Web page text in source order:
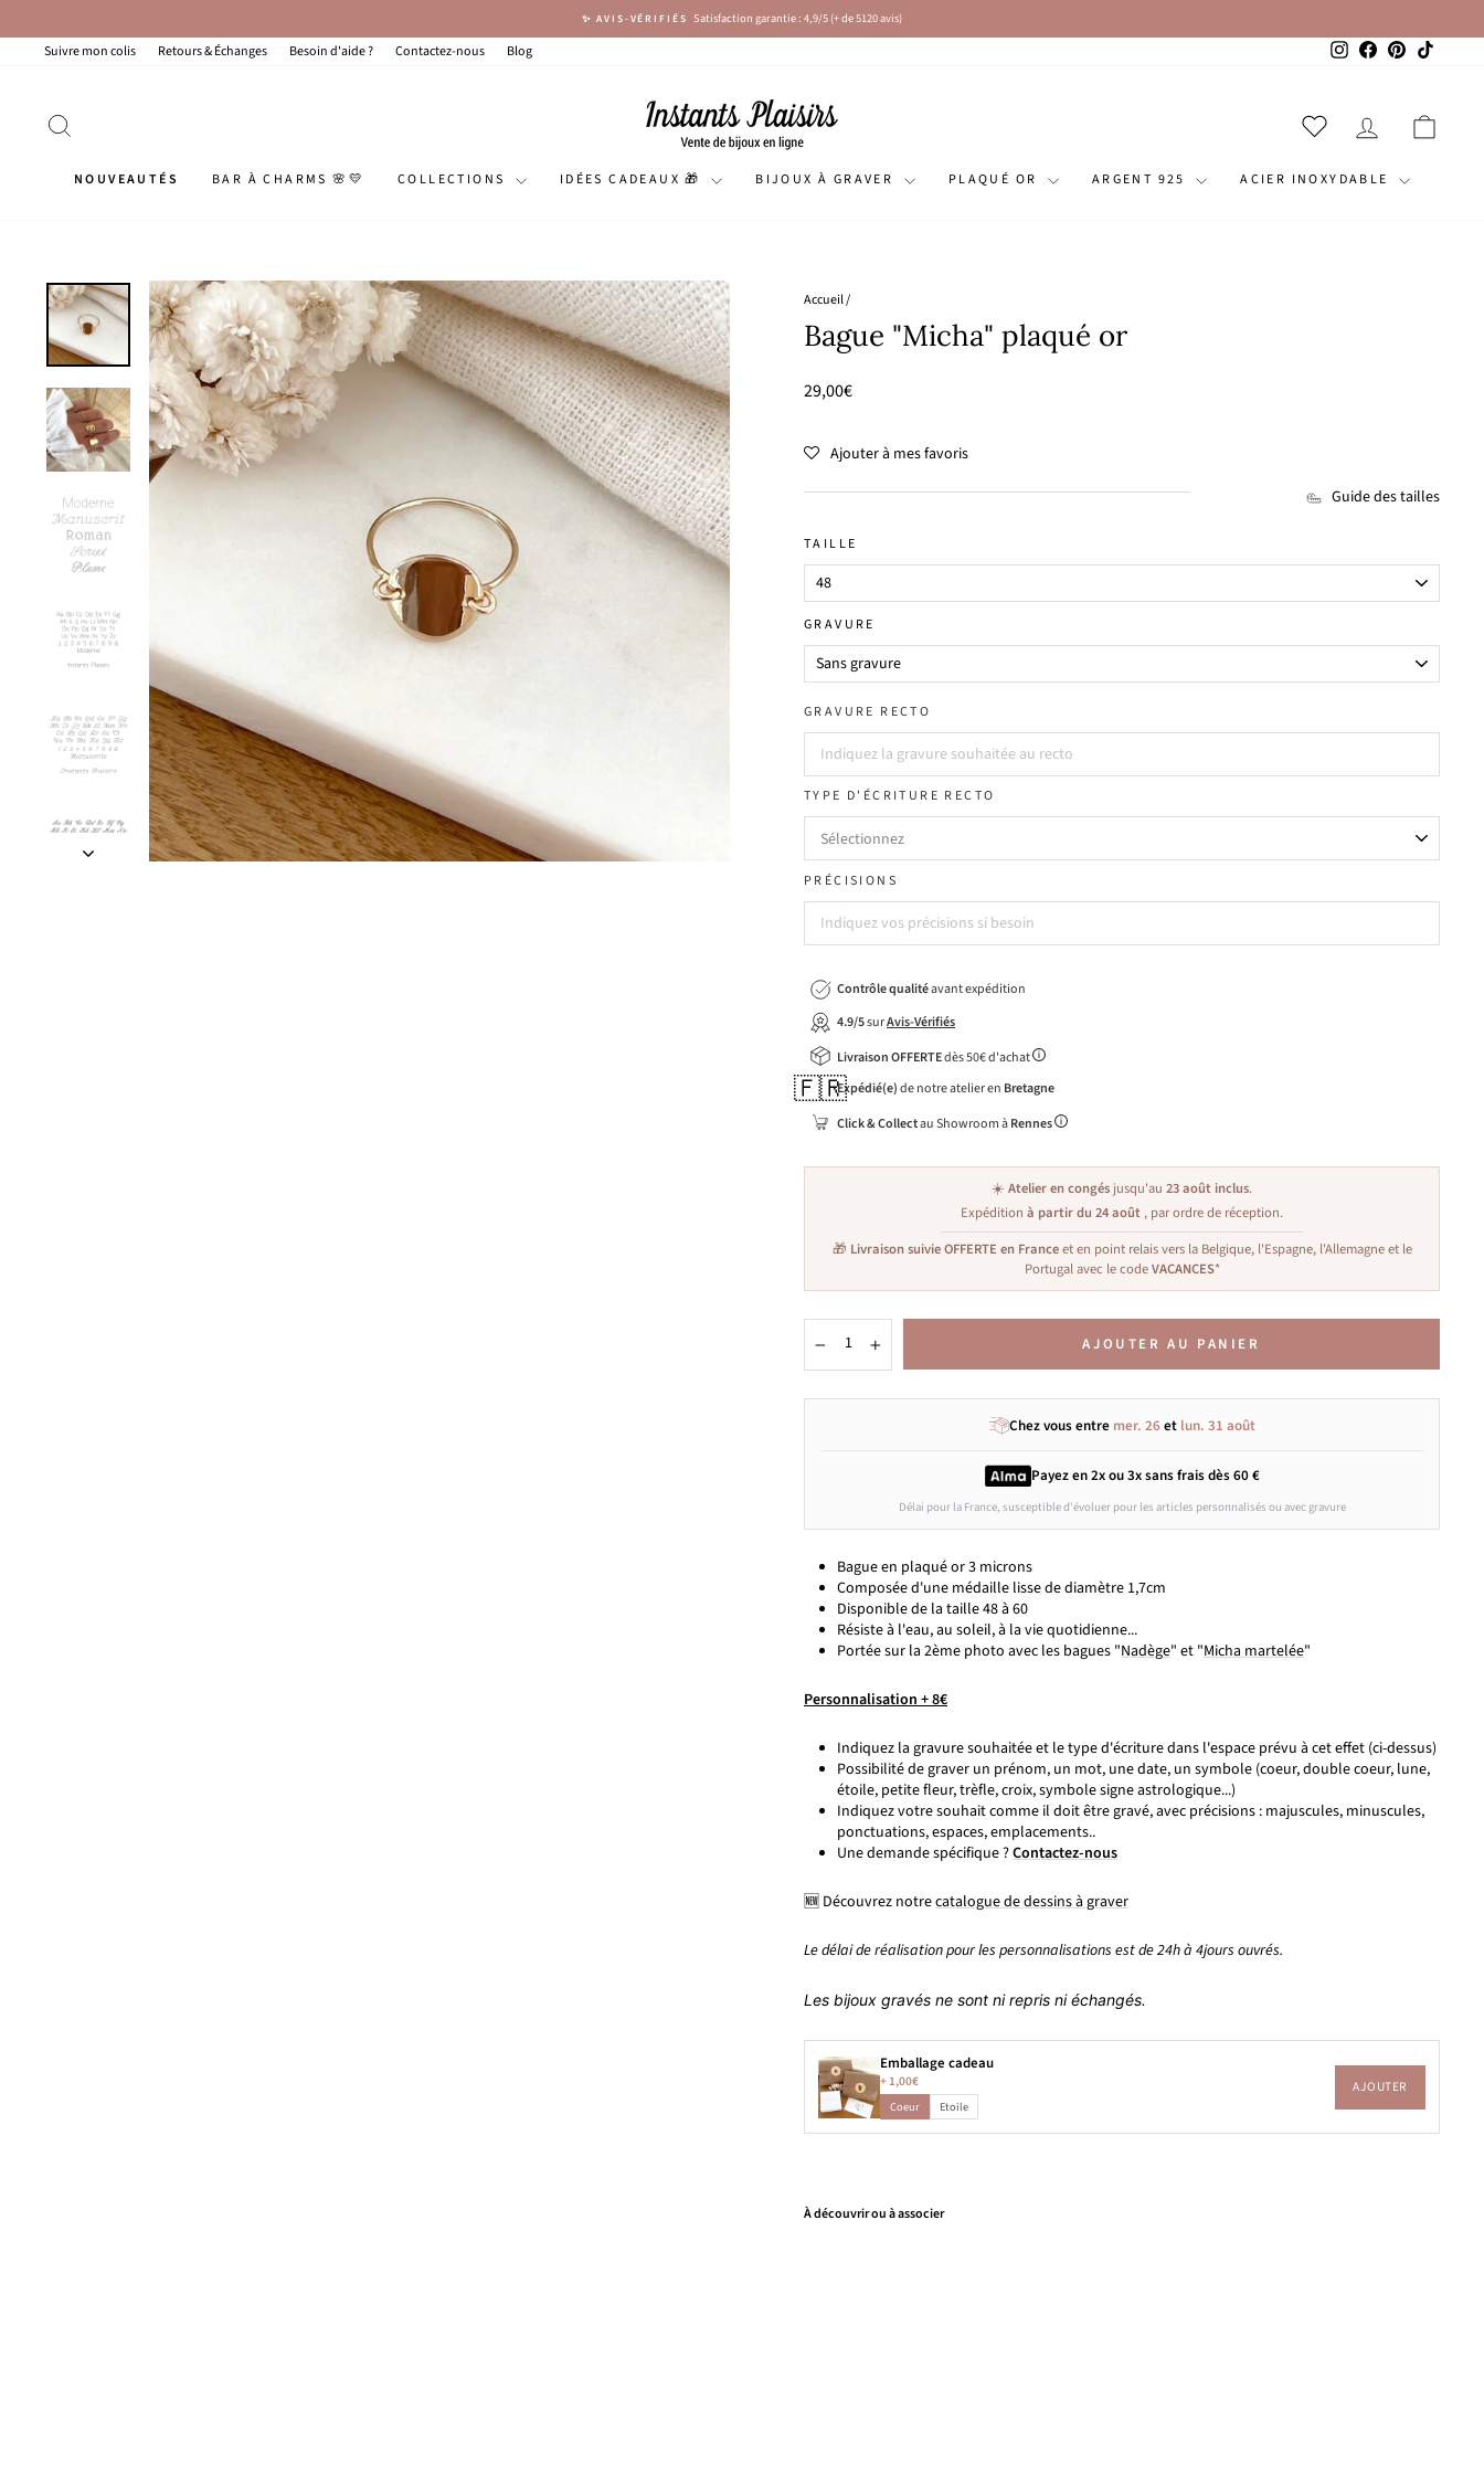
contenu
Diaporama
✨ AVIS-VÉRIFIÉS Satisfaction garantie : 4,9/5 (+ de 5120 avis)
Suivre mon colis Retours & Échanges Besoin d'aide ? Contactez-nous Blog InstagramFacebook
Pinterest
SE
NOUVEAUTÉS BAR À CHARMS 🌸💛 COLLECTIONS IDÉES CADEAUX 🎁 BIJOUX À GRAVER PLAQUÉ OR ARGENT 925 ACIER INOXYDABLE
Accueil/
Bague "Micha" plaqué or
Prix
29,00€
Ajouter à mes favoris
Guide des tailles
TAILLE
GRAVURE
GRAVURE RECTO
TYPE D'ÉCRITURE RECTO
PRÉCISIONS
Contrôle qualitéavant expédition
4.9/5surAvis-Vérifiés
Livraison OFFERTEdès 50€ d'achat
🇫🇷Expédié(e)de notre atelier en Bretagne
Click & Collectau Showroom àRennes
☀️ Atelier en congés jusqu'au 23 août inclus.
Expédition à partir du 24 août , par ordre de réception.
🎁 Livraison suivie OFFERTE en Franceet en point relais vers la Belgique, l'Espagne, l'Allemagne et le
Portugal avec le codeVACANCES*
+
AJOUTER AU PANIER
Chez vous entre mer. 26et lun. 31 août
Payez en 2x ou 3xsans fraisdès 60 €
Délai pour la France, susceptible d'évoluer pour les articles personnalisés ou avec gravure
Bague en plaqué or 3 microns
Composée d'une médaille lisse de diamètre 1,7cm
Disponible de la taille 48 à 60
Résiste à l'eau, au soleil, à la vie quotidienne...
Portée sur la 2ème photo avec les bagues "Nadège" et "Micha martelée"
Personnalisation + 8€
Indiquez la gravure souhaitée et le type d'écriture dans l'espace prévu à cet effet (ci-dessus)
Possibilité de graver un prénom, un mot, une date, un symbole (coeur, double coeur, lune,
étoile, petite fleur, trèfle, croix, symbole signe astrologique...)
Indiquez votre souhait comme il doit être gravé, avec précisions : majuscules, minuscules,
ponctuations, espaces, emplacements..
Une demande spécifique ?Contactez-nous
🆕 Découvrez notrecatalogue de dessins à graver
Le délai de réalisation pour les personnalisations est de 24h à 4jours ouvrés.
Les bijoux gravés ne sont ni repris ni échangés.
Emballage cadeau
+1,00€
Coeur Etoile
AJOUTER
À découvrir ou à associer